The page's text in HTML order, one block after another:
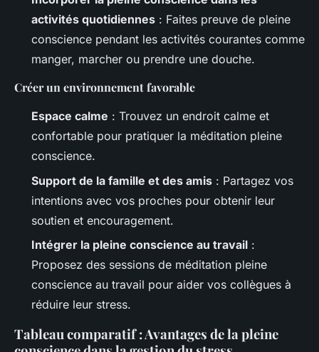
activités quotidiennes : Faites preuve de pleine
conscience pendant les activités courantes comme
manger, marcher ou prendre une douche.
Créer un environnement favorable
Espace calme : Trouvez un endroit calme et
confortable pour pratiquer la méditation pleine
conscience.
Support de la famille et des amis : Partagez vos
intentions avec vos proches pour obtenir leur
soutien et encouragement.
Intégrer la pleine conscience au travail :
Proposez des sessions de méditation pleine
conscience au travail pour aider vos collègues à
réduire leur stress.
Tableau comparatif : Avantages de la pleine